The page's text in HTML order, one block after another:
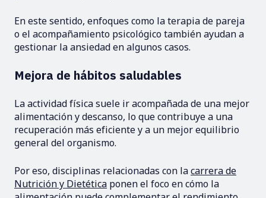
En este sentido, enfoques como la terapia de pareja
o el acompañamiento psicológico también ayudan a
gestionar la ansiedad en algunos casos.
Mejora de hábitos saludables
La actividad física suele ir acompañada de una mejor
alimentación y descanso, lo que contribuye a una
recuperación más eficiente y a un mejor equilibrio
general del organismo.
Por eso, disciplinas relacionadas con lacarrera de
Nutrición y Dietética ponen el foco en cómo la